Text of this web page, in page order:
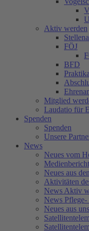
Aktiv werden
FÖJ
BFD
Praktika
Mitglied
Laudatio für
Spenden
Spenden
Unsere
News
Neues vom
Neues aus
Aktivitäten
News Aktiv
News Pflege-
Neues aus